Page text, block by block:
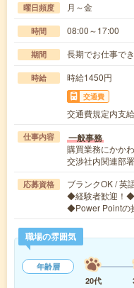
曜日頻度 月～金
時間 08:00～17:00
期間 長期でお仕事で
時給 時給1450円
交通費
交通費規定内支給
仕事内容 一般事務
購買業務にかか
交渉社内関連部
応募資格
ブランクOK / 英
◆経験者歓迎！
◆Power Pointの
職場の雰囲気
年齢層
20代